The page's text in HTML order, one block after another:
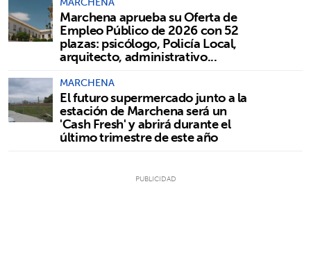
Marchena aprueba su Oferta de
Empleo Público de 2026 con 52
plazas: psicólogo, Policía Local,
arquitecto, administrativo...
MARCHENA
El futuro supermercado junto a la
estación de Marchena será un
'Cash Fresh' y abrirá durante el
último trimestre de este año